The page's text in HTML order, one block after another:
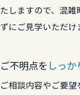
たしますので、混
ずにご見学いただけ
ご不明点を しっ
ご相談内容やご要望